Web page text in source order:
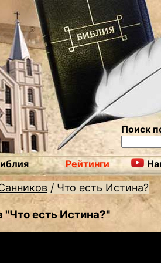
Поиск
Рейтинги
/ Что есть Истина?
"Что есть Истина?"